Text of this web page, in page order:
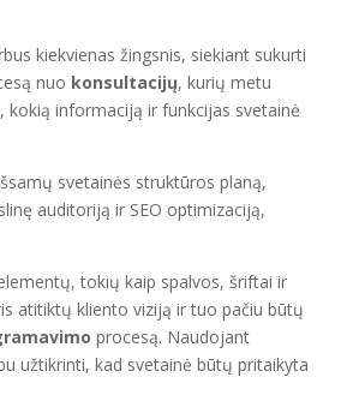
kiekvienas žingsnis, siekiant sukurti
nuo konsultacijų, kurių metu
kokią informaciją ir funkcijas svetainė
svetainės struktūros planą,
auditoriją ir SEO optimizaciją,
tokių kaip spalvos, šriftai ir
atitiktų kliento viziją ir tuo pačiu būtų
procesą. Naudojant
užtikrinti, kad svetainė būtų pritaikyta